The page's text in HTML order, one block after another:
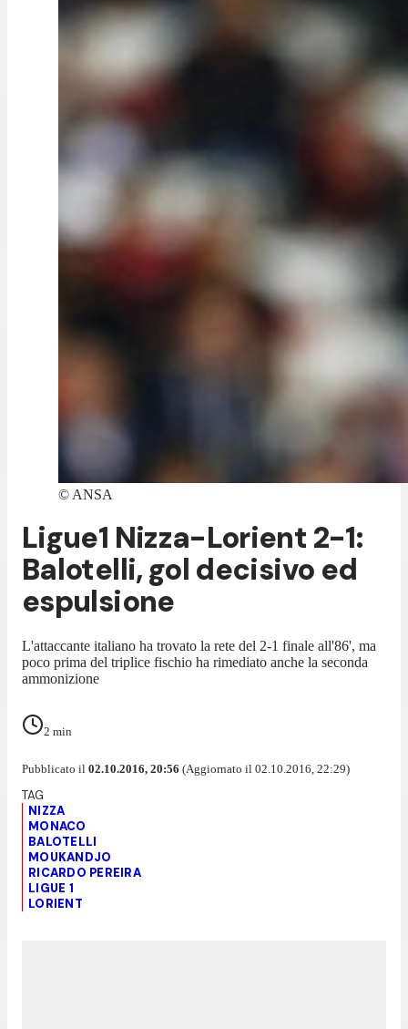
© ANSA
Ligue1 Nizza-Lorient 2-1:
Balotelli, gol decisivo ed
espulsione
L'attaccante italiano ha trovato la rete del 2-1 finale all'86', ma
poco prima del triplice fischio ha rimediato anche la seconda
ammonizione
2 min
Pubblicato il 02.10.2016, 20:56 (Aggiornato il 02.10.2016, 22:29)
NIZZA
MONACO
BALOTELLI
MOUKANDJO
RICARDO PEREIRA
LIGUE 1
LORIENT